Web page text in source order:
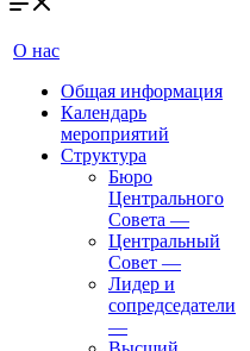
О нас
Общая информация
Календарь
мероприятий
Структура
Бюро
Центрального
Совета —
Центральный
Совет —
Лидер и
сопредседатели
—